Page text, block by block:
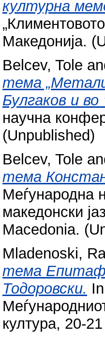
културна
Македонија.
Belcev, Tole
тема
Булгаков и
научна
(Unpublished)
Belcev, Tole
тема
Меѓународна
македонски
Macedonia.
Mladenoski,
тема
Тодоровски.
култура, 20-